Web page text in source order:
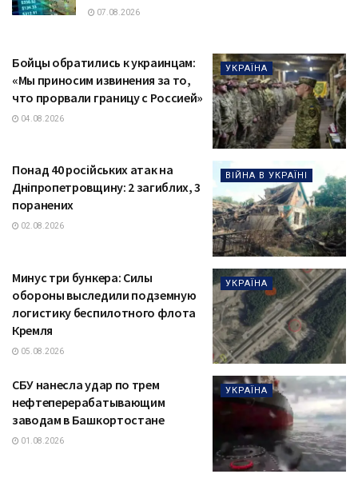
07.08.2026
УКРАЇНА
Бойцы обратились к украинцам:
«Мы приносим извинения за то,
что прорвали границу с Россией»
04.08.2026
ВІЙНА В УКРАЇНІ
Понад 40 російських атак на
Дніпропетровщину: 2 загиблих, 3
поранених
02.08.2026
УКРАЇНА
Минус три бункера: Силы
обороны выследили подземную
логистику беспилотного флота
Кремля
05.08.2026
УКРАЇНА
СБУ нанесла удар по трем
нефтеперерабатывающим
заводам в Башкортостане
01.08.2026